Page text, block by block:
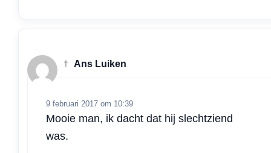
† Ans Luiken
9 februari 2017 om 10:39
Mooie man, ik dacht dat hij slechtziend
was.